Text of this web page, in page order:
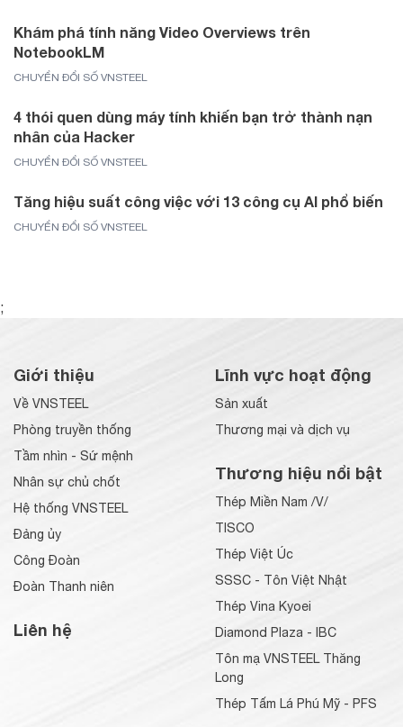
Khám phá tính năng Video Overviews trên
NotebookLM
CHUYỂN ĐỔI SỐ VNSTEEL
4 thói quen dùng máy tính khiến bạn trở thành nạn
nhân của Hacker
CHUYỂN ĐỔI SỐ VNSTEEL
Tăng hiệu suất công việc với 13 công cụ AI phổ biến
CHUYỂN ĐỔI SỐ VNSTEEL
;
Giới thiệu
Về VNSTEEL
Phòng truyền thống
Tầm nhìn - Sứ mệnh
Nhân sự chủ chốt
Hệ thống VNSTEEL
Đảng ủy
Công Đoàn
Đoàn Thanh niên
Liên hệ
Lĩnh vực hoạt động
Sản xuất
Thương mại và dịch vụ
Thương hiệu nổi bật
Thép Miền Nam /V/
TISCO
Thép Việt Úc
SSSC - Tôn Việt Nhật
Thép Vina Kyoei
Diamond Plaza - IBC
Tôn mạ VNSTEEL Thăng
Long
Thép Tấm Lá Phú Mỹ - PFS